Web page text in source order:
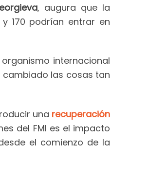
, augura que la
y 170 podrían entrar en
internacional
las cosas tan
una recuperación
del FMI es el impacto
el comienzo de la